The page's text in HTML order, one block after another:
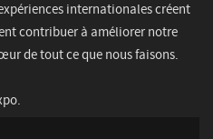
internationales créent
contribuer à améliorer notre
de tout ce que nous faisons.